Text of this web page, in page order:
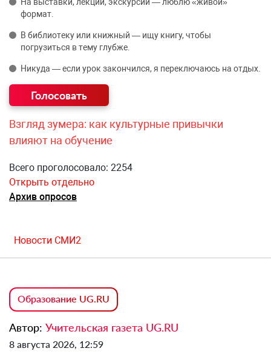
формат.
В библиотеку или книжный — ищу книгу, чтобы
погрузиться в тему глубже.
Никуда — если урок закончился, я переключаюсь на отдых.
Взгляд зумера: как культурные привычки
влияют на обучение
Всего проголосовало: 2254
Открыть отдельно
Архив опросов
Новости СМИ2
Образование UG.RU
Автор: Учительская газета UG.RU
8 августа 2026, 12:59